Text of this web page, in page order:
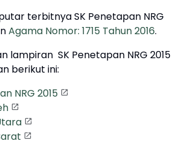
terbitnya SK Penetapan NRG
Agama Nomor: 1715 Tahun 2016.
lampiran SK Penetapan NRG 2015
berikut ini:
NRG 2015